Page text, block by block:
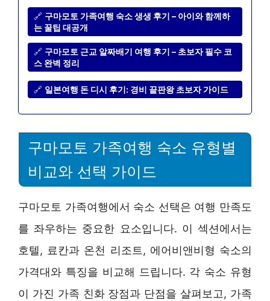
🔗 구마모토 가족여행 숙소 생생 후기 – 아이와 함께하
는 꿀팁 대공개
🔗 구마모토 근교 알짜배기 여행 후기 – 초보자 필수 코
스 완벽 정리
🔗 일본여행 돈 디시 후기: 경비 끝판왕 초보자 가이드
구마모토 가족여행 숙소 유형별
비교와 선택 가이드
구마모토 가족여행에서 숙소 선택은 여행 만족도
를 좌우하는 중요한 요소입니다. 이 섹션에서는
호텔, 료칸과 온천 리조트, 에어비앤비형 숙소의
가격대와 특징을 비교해 드립니다. 각 숙소 유형
이 가진 가족 친화 장점과 단점을 살펴보고, 가족